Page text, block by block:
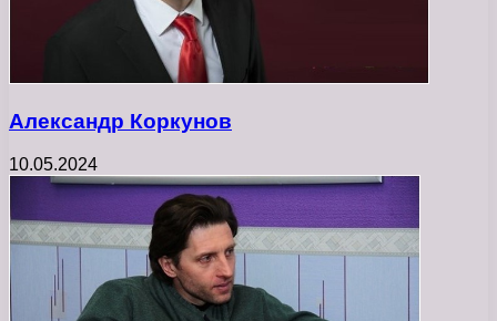
Александр Коркунов
10.05.2024